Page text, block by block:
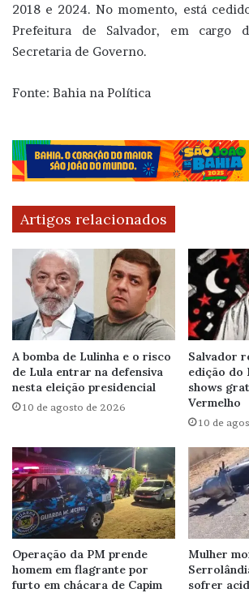
2018 e 2024. No momento, está
Prefeitura de Salvador, em cargo
Secretaria de Governo.
Fonte: Bahia na Política
Artigos relacionados
A bomba de Lulinha e o risco
de Lula entrar na defensiva
nesta eleição presidencial
10 de agosto de 2026
Salvador
edição do
shows
Vermelho
10 de
Operação da PM prende
homem em flagrante por
furto em chácara de Capim
Mulher
sofrer